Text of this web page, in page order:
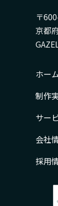
〒
京都
ホー
制作
サー
会社
採用